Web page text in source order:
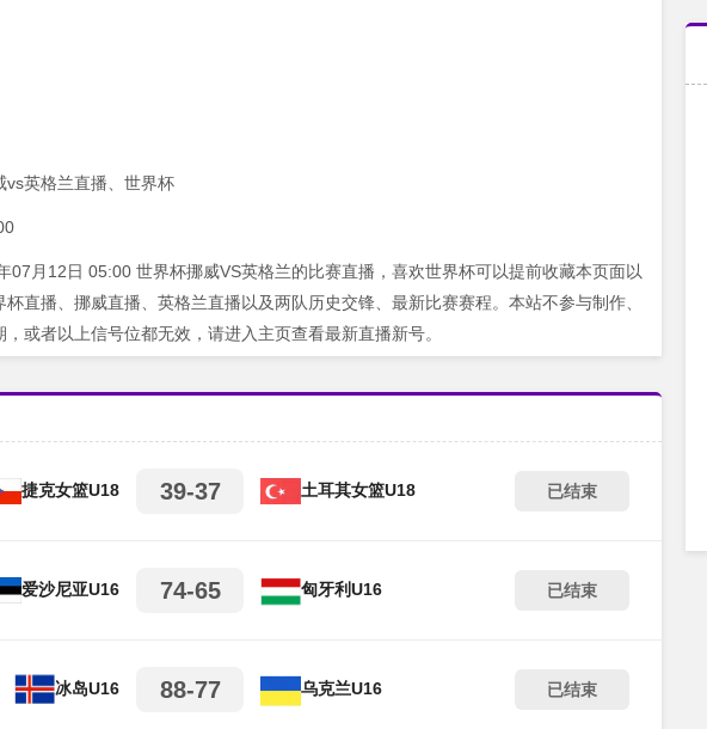
vs英格兰直播、世界杯
07月12日 05:00 世界杯挪威VS英格兰的比赛直播，喜欢世界杯可以提前收藏本页面以
直播、挪威直播、英格兰直播以及两队历史交锋、最新比赛赛程。本站不参与制作、
或者以上信号位都无效，请进入主页查看最新直播新号。
捷克女篮U18 39-37 土耳其女篮U18 已结束
爱沙尼亚U16 74-65 匈牙利U16 已结束
冰岛U16 88-77 乌克兰U16 已结束